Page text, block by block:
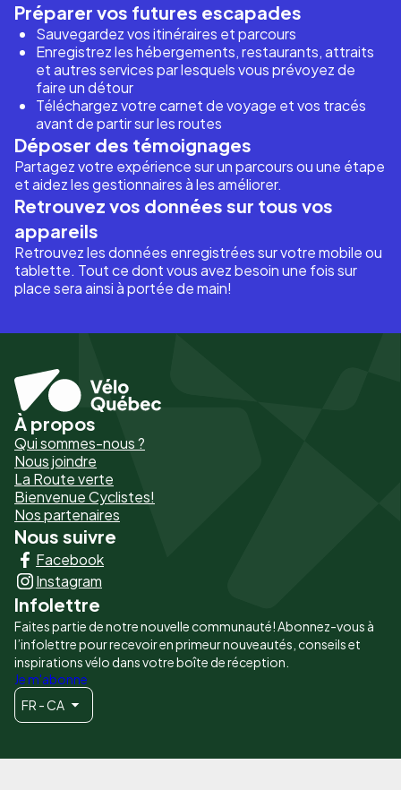
Préparer vos futures escapades
Sauvegardez vos itinéraires et parcours
Enregistrez les hébergements, restaurants, attraits
et autres services par lesquels vous prévoyez de
faire un détour
Téléchargez votre carnet de voyage et vos tracés
avant de partir sur les routes
Déposer des témoignages
Partagez votre expérience sur un parcours ou une étape
et aidez les gestionnaires à les améliorer.
Retrouvez vos données sur tous vos
appareils
Retrouvez les données enregistrées sur votre mobile ou
tablette. Tout ce dont vous avez besoin une fois sur
place sera ainsi à portée de main!
Pied
de
page
-
Liens
principaux
À propos
Qui sommes-nous ?
Nous joindre
La Route verte
Bienvenue Cyclistes!
Nos partenaires
Nous suivre
Facebook
Instagram
Infolettre
Faites partie de notre nouvelle communauté! Abonnez-vous à
l’infolettre pour recevoir en primeur nouveautés, conseils et
inspirations vélo dans votre boîte de réception.
Je m'abonne
FR - CA